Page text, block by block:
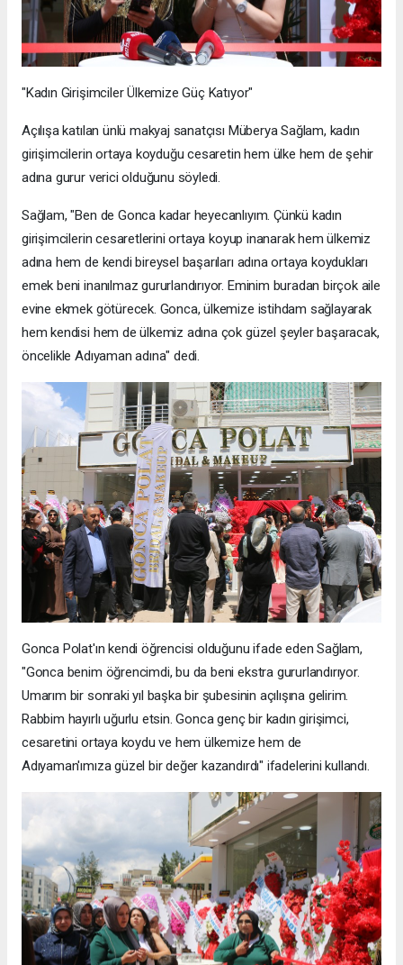
"Kadın Girişimciler Ülkemize Güç Katıyor"
Açılışa katılan ünlü makyaj sanatçısı Müberya Sağlam, kadın
girişimcilerin ortaya koyduğu cesaretin hem ülke hem de şehir
adına gurur verici olduğunu söyledi.
Sağlam, "Ben de Gonca kadar heyecanlıyım. Çünkü kadın
girişimcilerin cesaretlerini ortaya koyup inanarak hem ülkemiz
adına hem de kendi bireysel başarıları adına ortaya koydukları
emek beni inanılmaz gururlandırıyor. Eminim buradan birçok aile
evine ekmek götürecek. Gonca, ülkemize istihdam sağlayarak
hem kendisi hem de ülkemiz adına çok güzel şeyler başaracak,
öncelikle Adıyaman adına" dedi.
Gonca Polat'ın kendi öğrencisi olduğunu ifade eden Sağlam,
"Gonca benim öğrencimdi, bu da beni ekstra gururlandırıyor.
Umarım bir sonraki yıl başka bir şubesinin açılışına gelirim.
Rabbim hayırlı uğurlu etsin. Gonca genç bir kadın girişimci,
cesaretini ortaya koydu ve hem ülkemize hem de
Adıyaman'ımıza güzel bir değer kazandırdı" ifadelerini kullandı.